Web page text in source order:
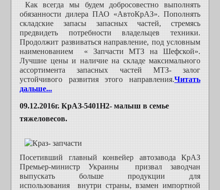
Как всегда мы будем добросовестно выполнять
обязанности дилера ПАО «АвтоКрАЗ». Пополнять
складские запасы запасных частей, стремясь
предвидеть потребности владельцев техники.
Продолжит развиваться направление, под условным
наименованием « Запчасти МТЗ на Шефской».
Лучшие цены и наличие на складе максимального
ассортимента запасных частей МТЗ- залог
устойчивого развития этого направления.Читать
дальше...
09.12.2016г. КрАЗ-5401Н2- малыш в семье
тяжеловесов.
Посетивший главный конвейер автозавода КрАЗ
Премьер-министр Украины
призвал заводчан
выпускать больше продукции для
использования
внутри страны, взамен импортной